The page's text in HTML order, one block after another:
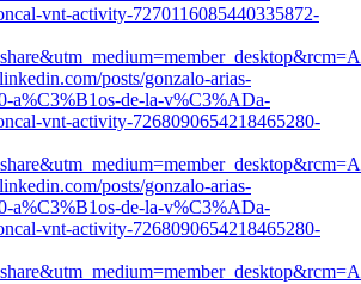
vnt-activity-7270116085440335872-
posts/gonzalo-arias-
a%C3%B1os-de-la-v%C3%ADa-
vnt-activity-7268090654218465280-
posts/gonzalo-arias-
a%C3%B1os-de-la-v%C3%ADa-
vnt-activity-7268090654218465280-